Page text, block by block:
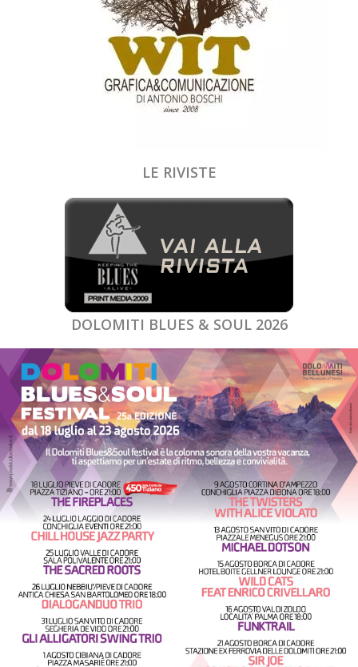
LE RIVISTE
DOLOMITI BLUES & SOUL 2026